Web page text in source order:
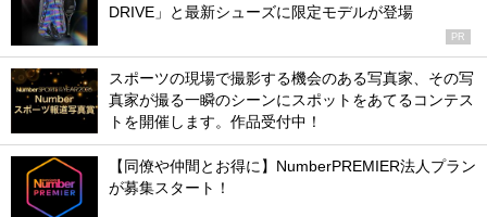
DRIVE」と最新シューズに限定モデルが登場
PR
スポーツの現場で撮影する機会のある写真家、その写
真家が撮る一瞬のシーンにスポットをあてるコンテス
トを開催します。作品受付中！
【同僚や仲間とお得に】NumberPREMIER法人プラン
が募集スタート！